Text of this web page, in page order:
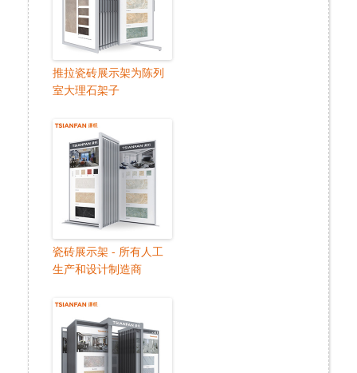
推拉瓷砖展示架为陈列
室大理石架子
瓷砖展示架 - 所有人工
生产和设计制造商